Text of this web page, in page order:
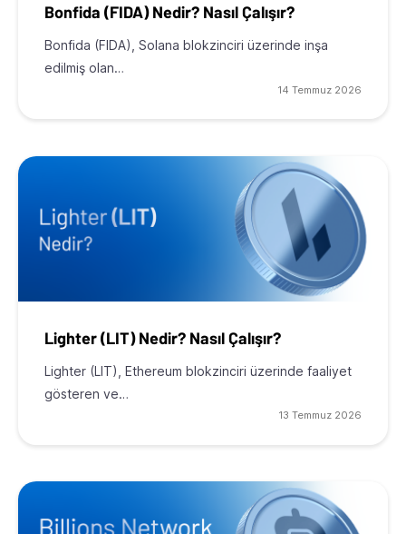
Bonfida (FIDA) Nedir? Nasıl Çalışır?
Bonfida (FIDA), Solana blokzinciri üzerinde inşa
edilmiş olan…
14 Temmuz 2026
Lighter (LIT) Nedir? Nasıl Çalışır?
Lighter (LIT), Ethereum blokzinciri üzerinde faaliyet
gösteren ve…
13 Temmuz 2026